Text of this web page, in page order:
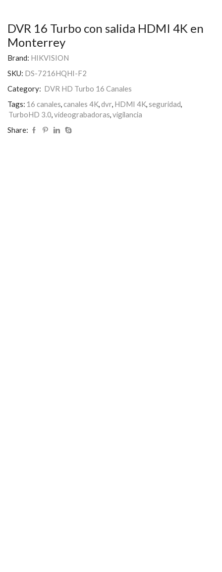
DVR 16 Turbo con salida HDMI 4K en
Monterrey
Brand: HIKVISION
SKU: DS-7216HQHI-F2
Category: DVR HD Turbo 16 Canales
Tags: 16 canales, canales 4K,dvr, HDMI 4K,seguridad,
TurboHD 3.0,videograbadoras,vigilancia
Share: